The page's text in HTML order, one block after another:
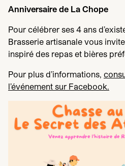
Anniversaire de La Chope
Pour célébrer ses 4 ans
Brasserie artisanale vous
inspiré des repas et bières
Pour plus d’informations,
l’événement sur Facebook.